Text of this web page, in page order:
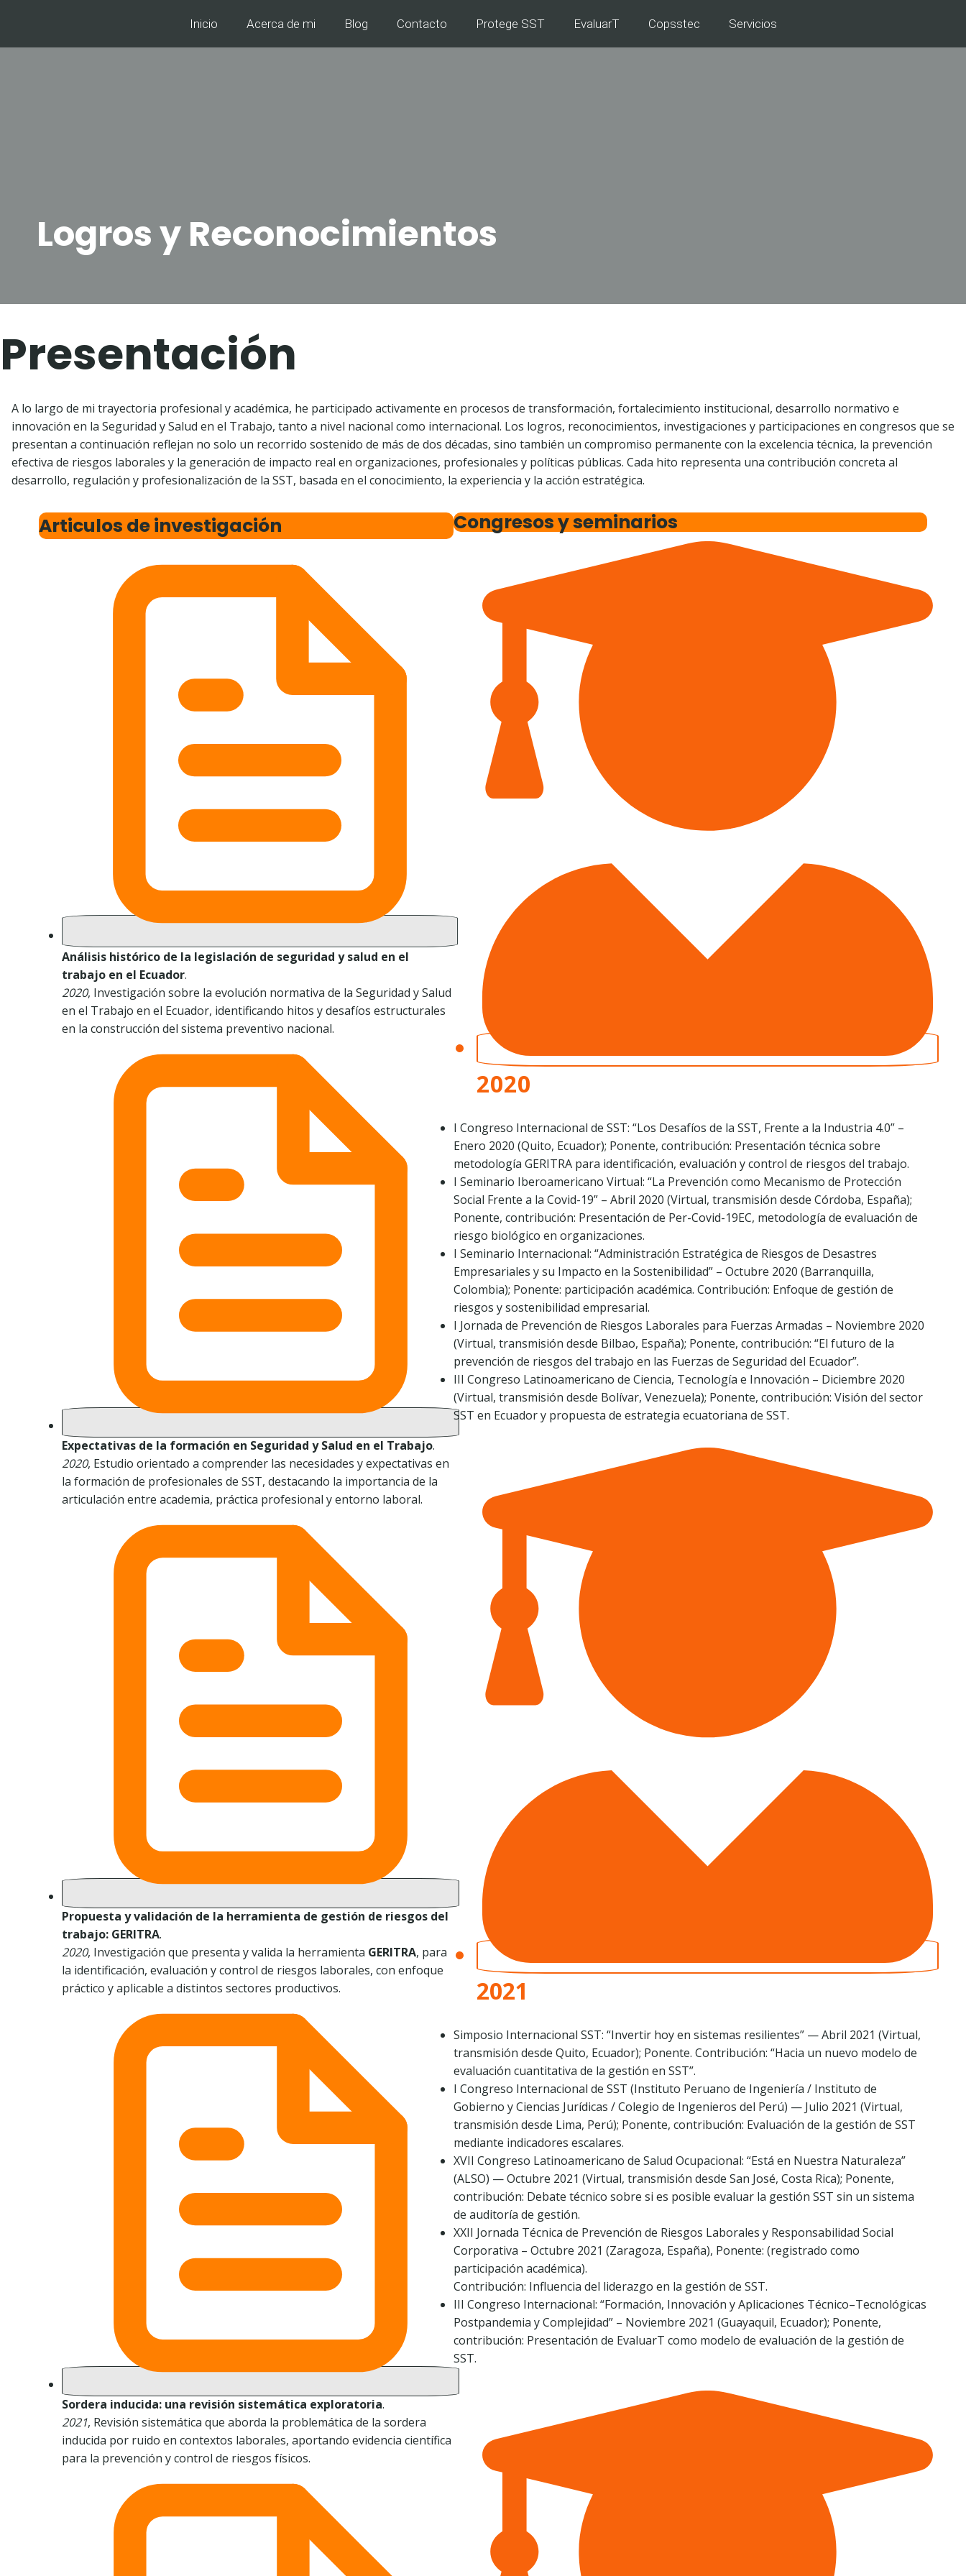
Inicio Acerca de mi Blog Contacto Protege SST EvaluarT Copsstec Servicios
Logros y Reconocimientos
Presentación
A lo largo de mi trayectoria profesional y académica, he participado activamente en procesos de transformación, fortalecimiento institucional, desarrollo normativo e
innovación en la Seguridad y Salud en el Trabajo, tanto a nivel nacional como internacional. Los logros, reconocimientos, investigaciones y participaciones en congresos que se
presentan a continuación reflejan no solo un recorrido sostenido de más de dos décadas, sino también un compromiso permanente con la excelencia técnica, la prevención
efectiva de riesgos laborales y la generación de impacto real en organizaciones, profesionales y políticas públicas. Cada hito representa una contribución concreta al
desarrollo, regulación y profesionalización de la SST, basada en el conocimiento, la experiencia y la acción estratégica.
Articulos de investigación
Análisis histórico de la legislación de seguridad y salud en el
trabajo en el Ecuador.
2020, Investigación sobre la evolución normativa de la Seguridad y Salud
en el Trabajo en el Ecuador, identificando hitos y desafíos estructurales
en la construcción del sistema preventivo nacional.
Expectativas de la formación en Seguridad y Salud en el Trabajo.
2020, Estudio orientado a comprender las necesidades y expectativas en
la formación de profesionales de SST, destacando la importancia de la
articulación entre academia, práctica profesional y entorno laboral.
Propuesta y validación de la herramienta de gestión de riesgos del
trabajo: GERITRA.
2020, Investigación que presenta y valida la herramienta GERITRA, para
la identificación, evaluación y control de riesgos laborales, con enfoque
práctico y aplicable a distintos sectores productivos.
Sordera inducida: una revisión sistemática exploratoria.
2021, Revisión sistemática que aborda la problemática de la sordera
inducida por ruido en contextos laborales, aportando evidencia científica
para la prevención y control de riesgos físicos.
Congresos y seminarios
2020
I Congreso Internacional de SST: “Los Desafíos de la SST, Frente a la Industria 4.0” –
Enero 2020 (Quito, Ecuador); Ponente, contribución: Presentación técnica sobre
metodología GERITRA para identificación, evaluación y control de riesgos del trabajo.
I Seminario Iberoamericano Virtual: “La Prevención como Mecanismo de Protección
Social Frente a la Covid-19” – Abril 2020 (Virtual, transmisión desde Córdoba, España);
Ponente, contribución: Presentación de Per-Covid-19EC, metodología de evaluación de
riesgo biológico en organizaciones.
I Seminario Internacional: “Administración Estratégica de Riesgos de Desastres
Empresariales y su Impacto en la Sostenibilidad” – Octubre 2020 (Barranquilla,
Colombia); Ponente: participación académica. Contribución: Enfoque de gestión de
riesgos y sostenibilidad empresarial.
I Jornada de Prevención de Riesgos Laborales para Fuerzas Armadas – Noviembre 2020
(Virtual, transmisión desde Bilbao, España); Ponente, contribución: “El futuro de la
prevención de riesgos del trabajo en las Fuerzas de Seguridad del Ecuador”.
III Congreso Latinoamericano de Ciencia, Tecnología e Innovación – Diciembre 2020
(Virtual, transmisión desde Bolívar, Venezuela); Ponente, contribución: Visión del sector
SST en Ecuador y propuesta de estrategia ecuatoriana de SST.
2021
Simposio Internacional SST: “Invertir hoy en sistemas resilientes” — Abril 2021 (Virtual,
transmisión desde Quito, Ecuador); Ponente. Contribución: “Hacia un nuevo modelo de
evaluación cuantitativa de la gestión en SST”.
I Congreso Internacional de SST (Instituto Peruano de Ingeniería / Instituto de
Gobierno y Ciencias Jurídicas / Colegio de Ingenieros del Perú) — Julio 2021 (Virtual,
transmisión desde Lima, Perú); Ponente, contribución: Evaluación de la gestión de SST
mediante indicadores escalares.
XVII Congreso Latinoamericano de Salud Ocupacional: “Está en Nuestra Naturaleza”
(ALSO) — Octubre 2021 (Virtual, transmisión desde San José, Costa Rica); Ponente,
contribución: Debate técnico sobre si es posible evaluar la gestión SST sin un sistema
de auditoría de gestión.
XXII Jornada Técnica de Prevención de Riesgos Laborales y Responsabilidad Social
Corporativa – Octubre 2021 (Zaragoza, España), Ponente: (registrado como
participación académica).
Contribución: Influencia del liderazgo en la gestión de SST.
III Congreso Internacional: “Formación, Innovación y Aplicaciones Técnico–Tecnológicas
Postpandemia y Complejidad” – Noviembre 2021 (Guayaquil, Ecuador); Ponente,
contribución: Presentación de EvaluarT como modelo de evaluación de la gestión de
SST.